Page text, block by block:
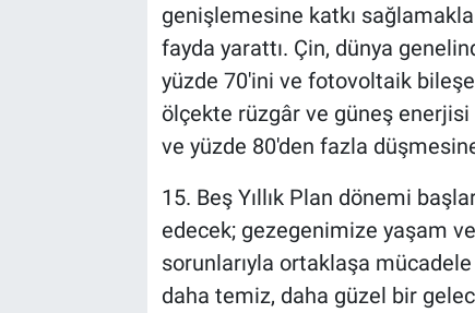
genişlemesine katkı
fayda yarattı. Çin, dünya
yüzde 70'ini ve fotovoltaik
ölçekte rüzgâr ve güneş
ve yüzde 80'den fazla
15. Beş Yıllık Plan dönemi
edecek; gezegenimize yaşam
sorunlarıyla ortaklaşa
daha temiz, daha güzel bir